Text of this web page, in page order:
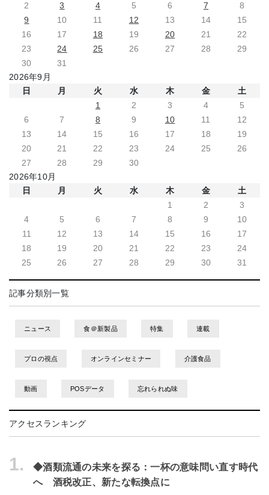
2
3 4 5 6 7
8
9
10 11 12 13 14
15
16
17 18 19 20 21
22
23
24 25 26 27 28
29
30
31
2026年9月
日
月 火 水 木 金
土
1
2 3 4
5
6
7 8 9 10 11
12
13
14 15 16 17 18
19
20
21 22 23 24 25
26
27
28 29
30
2026年10月
日
月 火 水 木 金
土
1
2
3
4
5 6 7 8 9
10
11
12 13 14 15 16
17
18
19 20 21 22 23
24
25
26 27 28 29 30 31
記事分類別一覧
ニュース 食＠新製品 特集 連載
プロの視点 オンラインセミナー 介護食品
動画 POSデータ 忘れられぬ味
アクセスランキング
1.
◆酒類流通の未来を探る：一杯の意味問い直す時代
へ 酒税改正、新たな転換点に